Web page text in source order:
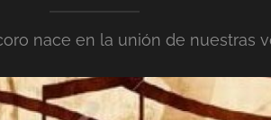
nace en la unión de nuestras